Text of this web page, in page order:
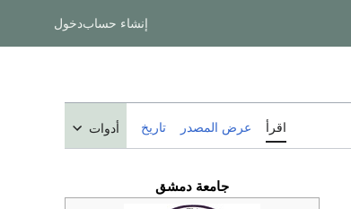
إنشاء حسابدخول
اقرأ عرض المصدر تاريخ أدوات
جامعة دمشق